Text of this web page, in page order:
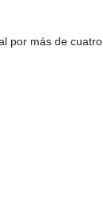
por más de cuatro